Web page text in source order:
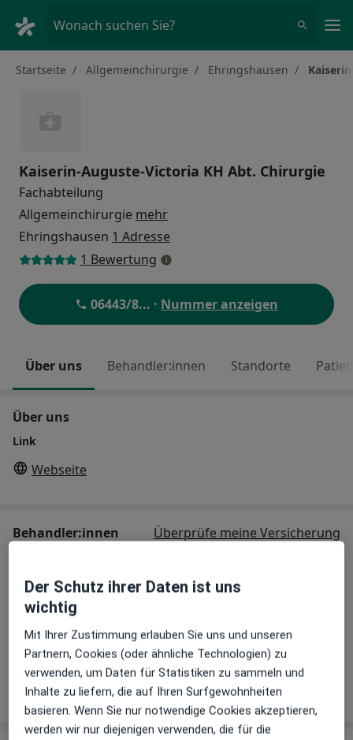
Wonach suchen Sie?
Startseite Allgemeinchirurgie Ehringshausen
Kaiserin-Auguste-Victoria KH Abt. Chirurgie
Fachabteilung
Allgemeinchirurgie mehr
Ehringshausen 1 Adresse
1 Bewertung
06443/8... · Nummer anzeigen
Über uns Behandler:innen Standorte
Über uns
Link
Webseite
Behandler:innen Überprüfe meine Versicherung
Dr. med. Panagiota Zimmermann
4 Bewertungen
Der Schutz ihrer Daten ist uns
wichtig
Mit Ihrer Zustimmung erlauben Sie uns und unseren
Partnern, Cookies (oder ähnliche Technologien) zu
verwenden, um Daten für Statistiken zu sammeln und
Inhalte zu liefern, die auf Ihren Surfgewohnheiten
basieren. Wenn Sie nur notwendige Cookies akzeptieren,
werden wir nur diejenigen verwenden, die für die